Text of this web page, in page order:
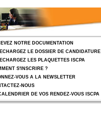
NOTRE DOCUMENTATION
LE DOSSIER DE CANDIDATURE
LES PLAQUETTES ISCPA
S'INSCRIRE ?
VOUS A LA NEWSLETTER
NOUS
DE VOS RENDEZ-VOUS ISCPA